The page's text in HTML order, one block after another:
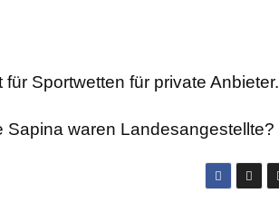
Sportwetten für private Anbieter.
waren Landesangestellte?